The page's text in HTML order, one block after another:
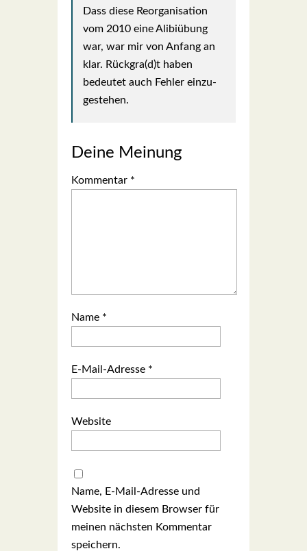
Dass die­se Reor­ga­ni­sa­ti­on
vom 2010 eine Ali­bi­übung
war, war mir von Anfang an
klar. Rückgra(d)t haben
bedeu­tet auch Feh­ler ein­zu­
ge­ste­hen.
Deine Meinung
Kommentar *
Name *
E-Mail-Adresse *
Website
Name, E-Mail-Adresse und
Website in diesem Browser für
meinen nächsten Kommentar
speichern.